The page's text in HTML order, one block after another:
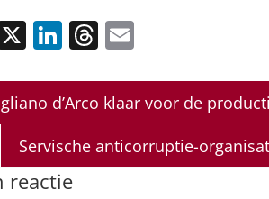
X Li
k
e
dI
n
T
re
a
d
s
ai
l
d’Arco klaar voor de
Servische anticorruptie-
reactie